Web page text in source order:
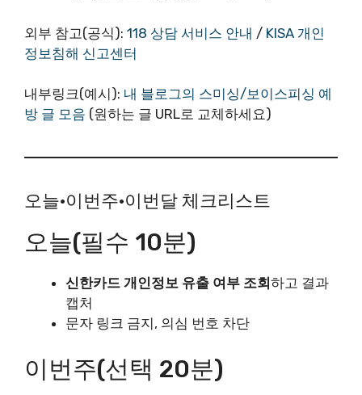
외부 참고(공식): 118 상담 서비스 안내 / KISA 개인
정보침해 신고센터
내부링크(예시): 내 블로그의 스미싱/보이스피싱 예
방 글 모음 (원하는 글 URL로 교체하세요)
오늘·이번주·이번달 체크리스트
오늘(필수 10분)
신한카드 개인정보 유출 여부 조회 하고 결과
캡처
문자 링크 금지, 의심 번호 차단
이번주(선택 20분)